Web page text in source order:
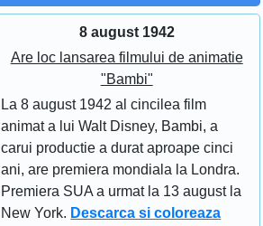
8 august 1942
Are loc lansarea filmului de animatie
"Bambi"
La 8 august 1942 al cincilea film
animat a lui Walt Disney, Bambi, a
carui productie a durat aproape cinci
ani, are premiera mondiala la Londra.
Premiera SUA a urmat la 13 august la
New York. Descarca si coloreaza